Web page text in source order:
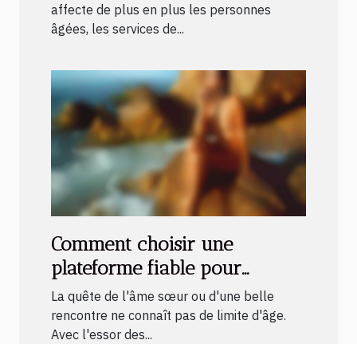
affecte de plus en plus les personnes
âgées, les services de...
Comment choisir une
plateforme fiable pour
rencontres matures ?
La quête de l'âme sœur ou d'une belle
rencontre ne connaît pas de limite d'âge.
Avec l'essor des...